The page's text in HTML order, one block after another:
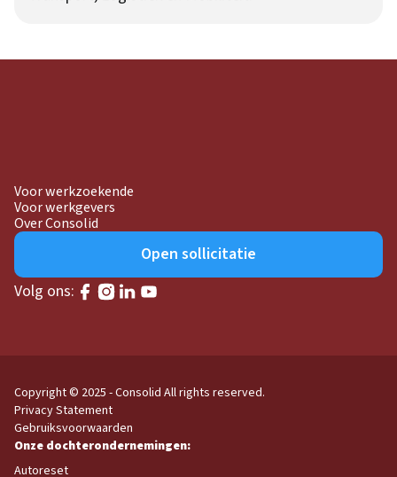
Voor werkzoekende
Voor werkgevers
Over Consolid
Open sollicitatie
Volg ons:
Copyright © 2025 - Consolid All rights reserved.
Privacy Statement
Gebruiksvoorwaarden
Autoreset